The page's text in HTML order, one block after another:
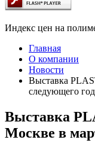
Индекс цен на
Главная
О компании
Новости
Выставка
следующего
Выставка
Москве в